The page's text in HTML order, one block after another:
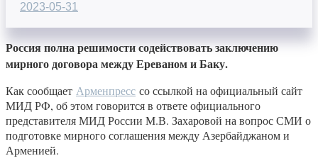
2023-05-31
Россия полна решимости содействовать заключению
мирного договора между Ереваном и Баку.
Как сообщает Арменпресс со ссылкой на официальный сайт
МИД РФ, об этом говорится в ответе официального
представителя МИД России М.В. Захаровой на вопрос СМИ о
подготовке мирного соглашения между Азербайджаном и
Арменией.